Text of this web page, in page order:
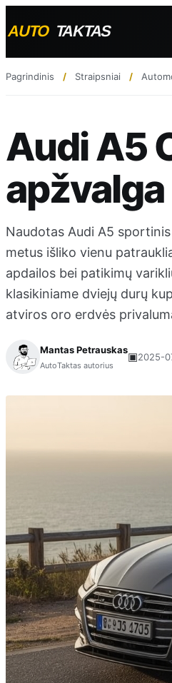
Pagrindinis Straipsniai
Audi A5
apžvalga
Naudotas Audi A5
metus išliko vienu
apdailos bei patikimų
klasikiniame dviejų durų
atviros oro erdvės
Mantas Petrauskas
AutoTaktas autorius
▣2025-